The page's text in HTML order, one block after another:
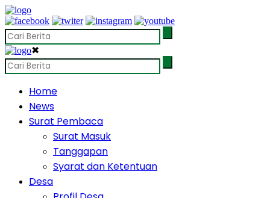
✖
Home
News
Surat Pembaca
Surat Masuk
Tanggapan
Syarat dan Ketentuan
Desa